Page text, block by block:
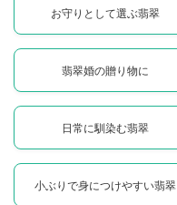
お守りとして選ぶ翡翠
翡翠婚の贈り物に
日常に馴染む翡翠
小ぶりで身につけやすい翡翠